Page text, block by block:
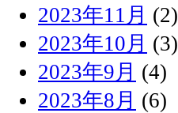
2023年11月 (2)
2023年10月 (3)
2023年9月 (4)
2023年8月 (6)